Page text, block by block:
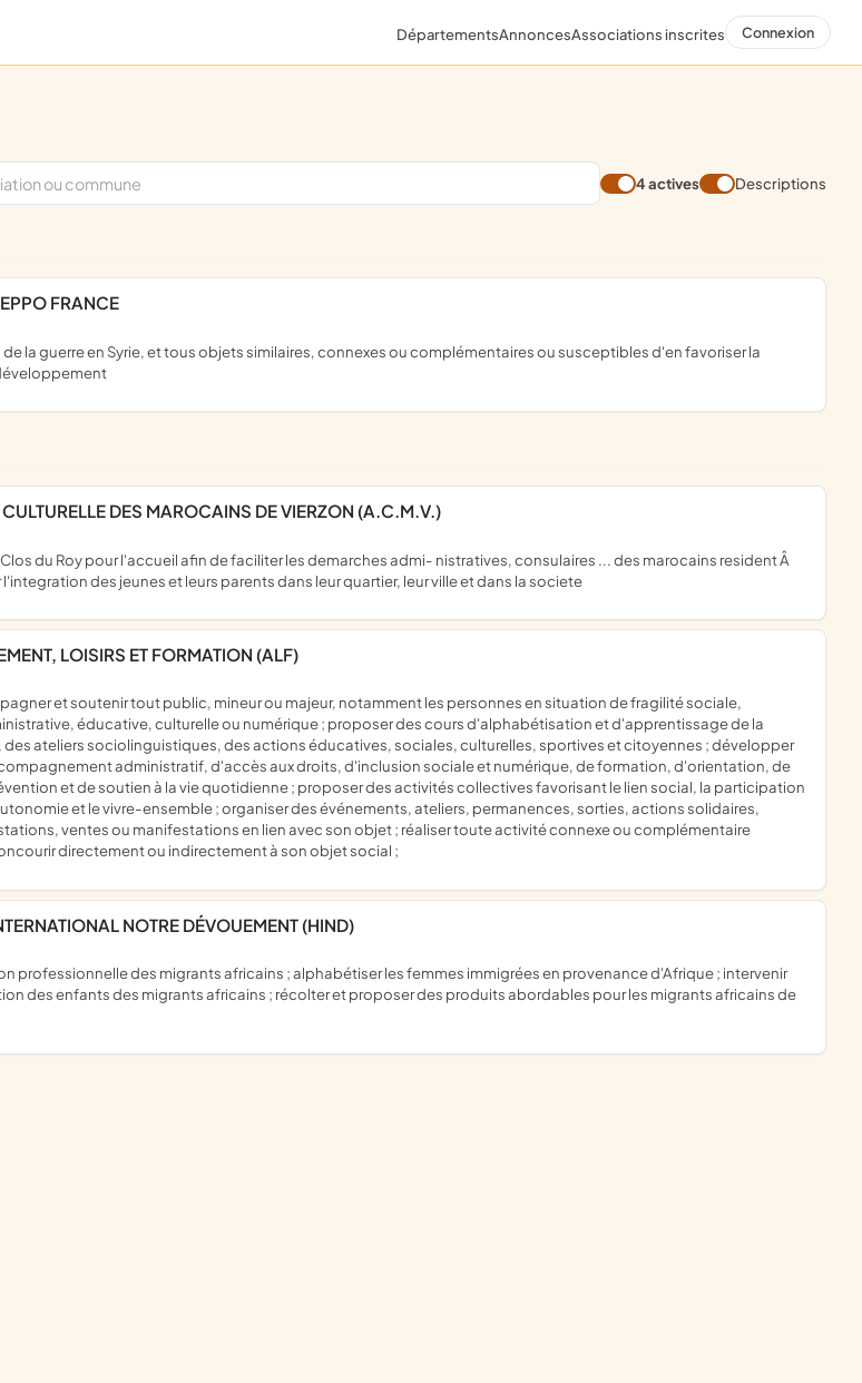
DépartementsAnnoncesAssociations inscrites Connexion
4 actives Descriptions
FRANCE
CULTURELLE DES MAROCAINS DE VIERZON (A.C.M.V.)
des jeunes et leurs parents dans leur quartier, leur ville et dans la societe
LOISIRS ET FORMATION (ALF)
éducative, culturelle ou numérique ; proposer des cours d'alphabétisation et d'apprentissage de la
des ateliers sociolinguistiques, des actions éducatives, sociales, culturelles, sportives et citoyennes ; développer
administratif, d'accès aux droits, d'inclusion sociale et numérique, de formation, d'orientation, de
et de soutien à la vie quotidienne ; proposer des activités collectives favorisant le lien social, la participation
et le vivre-ensemble ; organiser des événements, ateliers, permanences, sorties, actions solidaires,
ventes ou manifestations en lien avec son objet ; réaliser toute activité connexe ou complémentaire
directement ou indirectement à son objet social ;
NOTRE DÉVOUEMENT (HIND)
des enfants des migrants africains ; récolter et proposer des produits abordables pour les migrants africains de